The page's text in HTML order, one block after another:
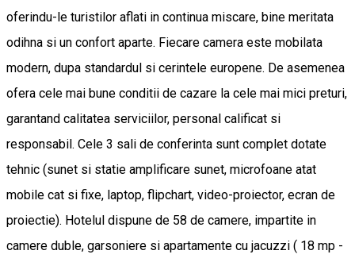
oferindu-le turistilor aflati in continua miscare, bine meritata
odihna si un confort aparte. Fiecare camera este mobilata
modern, dupa standardul si cerintele europene. De asemenea
ofera cele mai bune conditii de cazare la cele mai mici preturi,
garantand calitatea serviciilor, personal calificat si
responsabil. Cele 3 sali de conferinta sunt complet dotate
tehnic (sunet si statie amplificare sunet, microfoane atat
mobile cat si fixe, laptop, flipchart, video-proiector, ecran de
proiectie). Hotelul dispune de 58 de camere, impartite in
camere duble, garsoniere si apartamente cu jacuzzi ( 18 mp -